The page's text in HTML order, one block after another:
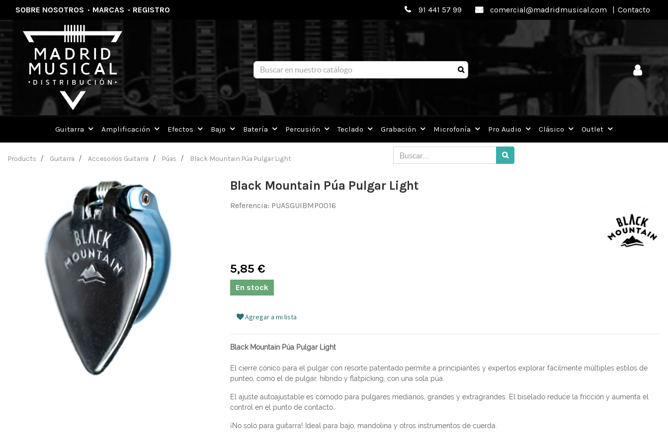
SOBRE NOSOTROS · MARCAS · REGISTRO 91 441 57 99 comercial@madridmusical.com | Contacto
Guitarra Amplificación Efectos Bajo Batería Percusión Teclado Grabación Microfonía Pro Audio Clásico Outlet
Products Guitarra Accesorios Guitarra Púas Black Mountain Púa Pulgar Light
Black Mountain Púa Pulgar Light
Referencia: PUASGUIBMP0016
5,85 €
En stock
Agregar a mi lista
Black Mountain Púa Pulgar Light
El cierre cónico para el pulgar con resorte patentado permite a principiantes y expertos explorar fácilmente múltiples estilos de
punteo, como el de pulgar, híbrido y flatpicking, con una sola púa.
El ajuste autoajustable es cómodo para pulgares medianos, grandes y extragrandes. El biselado reduce la fricción y aumenta el
control en el punto de contacto.
¡No solo para guitarra! Ideal para bajo, mandolina y otros instrumentos de cuerda.